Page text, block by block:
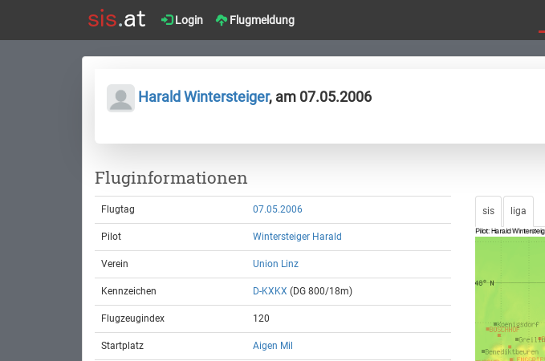
Login Flugmeldung
Harald Wintersteiger, am 07.05.2006
Fluginformationen
Flugtag 07.05.2006
Pilot Wintersteiger Harald
Verein Union Linz
Kennzeichen D-KXKX (DG 800/18m)
Flugzeugindex 120
Startplatz Aigen Mil
sis liga